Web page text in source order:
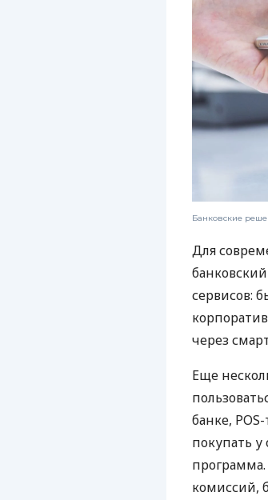
Банковские
Для
сервисов:
через
Еще
банке,
покупать
программа.
комиссий,